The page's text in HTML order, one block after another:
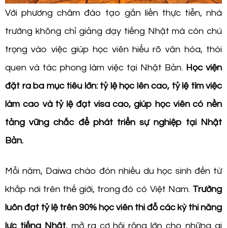
Với phương châm đào tạo gắn liền thực tiễn, nhà
trường không chỉ giảng dạy tiếng Nhật mà còn chú
trọng vào việc giúp học viên hiểu rõ văn hóa, thói
quen và tác phong làm việc tại Nhật Bản. Học viện
đặt ra ba mục tiêu lớn: tỷ lệ học lên cao, tỷ lệ tìm việc
làm cao và tỷ lệ đạt visa cao, giúp học viên có nền
tảng vững chắc để phát triển sự nghiệp tại Nhật
Bản.
Mỗi năm, Daiwa chào đón nhiều du học sinh đến từ
khắp nơi trên thế giới, trong đó có Việt Nam. Trường
luôn đạt tỷ lệ trên 90% học viên thi đỗ các kỳ thi năng
lực tiếng Nhật, mở ra cơ hội rộng lớn cho những ai